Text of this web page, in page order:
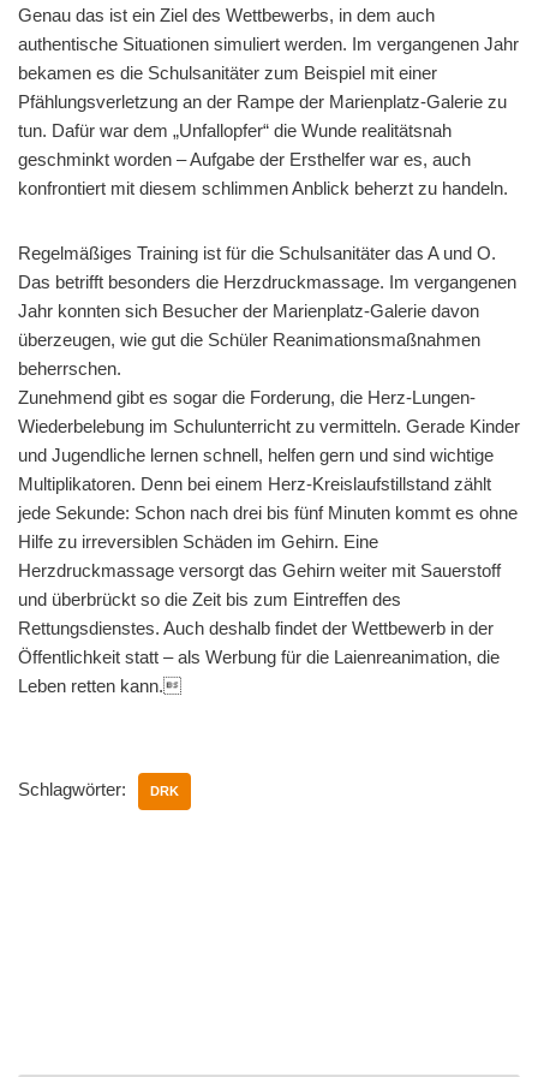
Genau das ist ein Ziel des Wettbewerbs, in dem auch
authentische Situationen simuliert werden. Im vergangenen Jahr
bekamen es die Schulsanitäter zum Beispiel mit einer
Pfählungsverletzung an der Rampe der Marienplatz-Galerie zu
tun. Dafür war dem „Unfall­opfer“ die Wunde realitätsnah
geschminkt worden – Aufgabe der Ersthelfer war es, auch
konfrontiert mit diesem schlimmen Anblick beherzt zu handeln.
Regelmäßiges Training ist für die Schulsanitäter das A und O.
Das betrifft besonders die Herzdruckmassage. Im vergangenen
Jahr konnten sich Besucher der Marienplatz-Galerie davon
überzeugen, wie gut die Schüler Reanimationsmaßnahmen
beherrschen.
Zunehmend gibt es sogar die Forderung, die Herz-Lungen-
Wiederbelebung im Schulunterricht zu vermitteln. Gerade Kinder
und Jugendliche lernen schnell, helfen gern und sind wichtige
Multiplikatoren. Denn bei einem Herz-Kreislaufstillstand zählt
jede Sekunde: Schon nach drei bis fünf Minuten kommt es ohne
Hilfe zu irreversiblen Schäden im Gehirn. Eine
Herzdruckmassage versorgt das Gehirn weiter mit Sauerstoff
und überbrückt so die Zeit bis zum Eintreffen des
Rettungsdienstes. Auch deshalb findet der Wettbewerb in der
Öffentlichkeit statt – als Werbung für die Laienreanimation, die
Leben retten kann.
Schlagwörter: DRK